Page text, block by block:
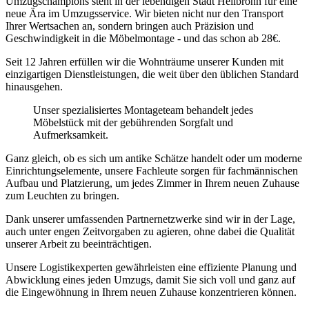
neue Ära im Umzugsservice. Wir bieten nicht nur den Transport
Ihrer Wertsachen an, sondern bringen auch Präzision und
Geschwindigkeit in die Möbelmontage - und das schon ab 28€.
Seit 12 Jahren erfüllen wir die Wohnträume unserer Kunden mit
einzigartigen Dienstleistungen, die weit über den üblichen Standard
hinausgehen.
Unser spezialisiertes Montageteam behandelt jedes
Möbelstück mit der gebührenden Sorgfalt und
Aufmerksamkeit.
Ganz gleich, ob es sich um antike Schätze handelt oder um moderne
Einrichtungselemente, unsere Fachleute sorgen für fachmännischen
Aufbau und Platzierung, um jedes Zimmer in Ihrem neuen Zuhause
zum Leuchten zu bringen.
Dank unserer umfassenden Partnernetzwerke sind wir in der Lage,
auch unter engen Zeitvorgaben zu agieren, ohne dabei die Qualität
unserer Arbeit zu beeinträchtigen.
Unsere Logistikexperten gewährleisten eine effiziente Planung und
Abwicklung eines jeden Umzugs, damit Sie sich voll und ganz auf
die Eingewöhnung in Ihrem neuen Zuhause konzentrieren können.